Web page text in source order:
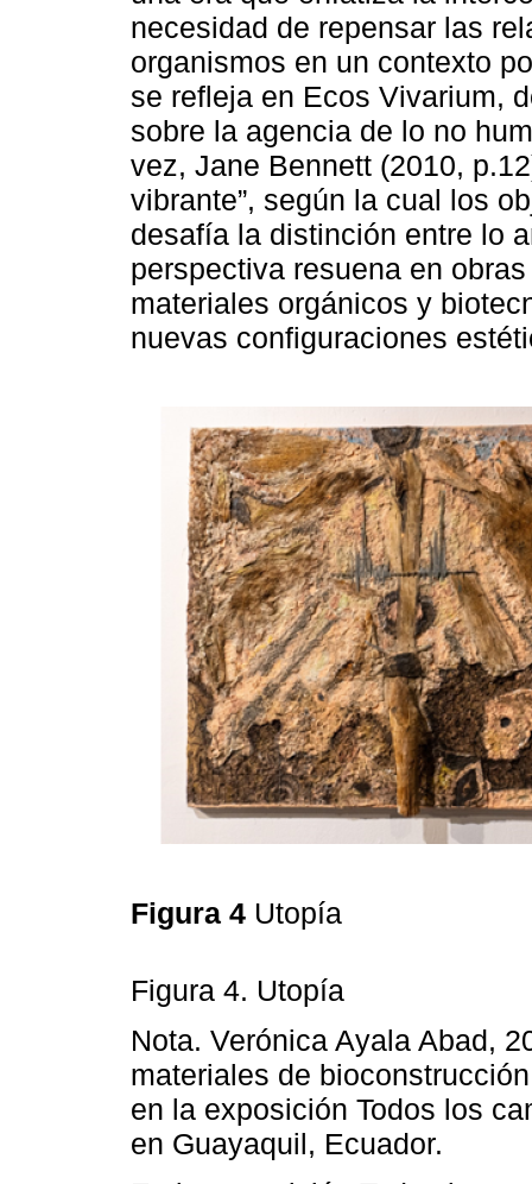
necesidad de repensar las
organismos en un contexto
se refleja en Ecos Vivarium,
sobre la agencia de lo no
vez, Jane Bennett (2010,
vibrante”, según la cual los
desafía la distinción entre lo
perspectiva resuena en
materiales orgánicos y
nuevas configuraciones
Figura 4 Utopía
Figura 4. Utopía
Nota. Verónica Ayala Abad,
materiales de
en la exposición Todos los
en Guayaquil, Ecuador.